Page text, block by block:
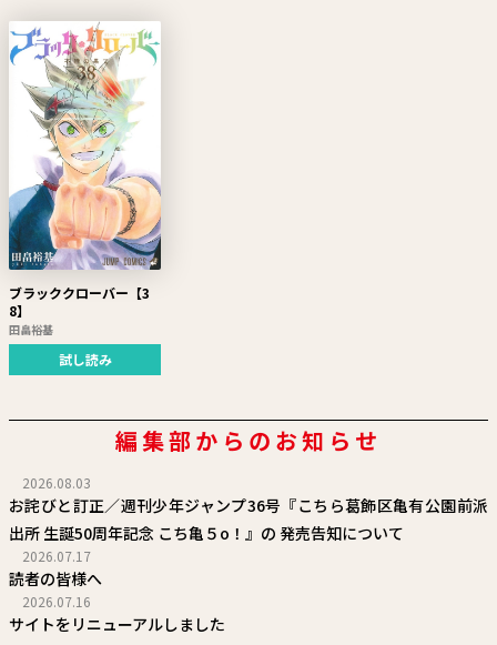
ブラッククローバー【3
8】
田畠裕基
試し読み
編集部からのお知らせ
2026.08.03
お詫びと訂正／週刊少年ジャンプ36号『こちら葛飾区亀有公園前派
出所 生誕50周年記念 こち亀５o！』の 発売告知について
2026.07.17
読者の皆様へ
2026.07.16
サイトをリニューアルしました